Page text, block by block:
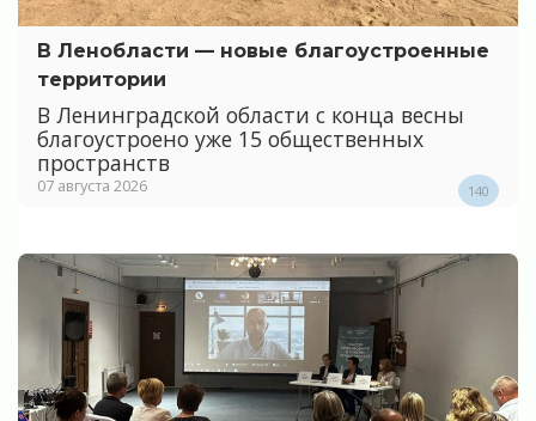
В Ленобласти — новые благоустроенные
территории
В Ленинградской области с конца весны
благоустроено уже 15 общественных
пространств
07 августа 2026 140